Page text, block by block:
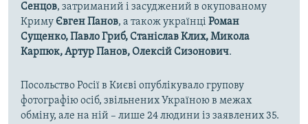
Сенцов, затриманий і засуджений в окупованому
КримуЄвген Панов, а також українці Роман
Сущенко, Павло Гриб, Станіслав Клих, Микола
Карпюк, Артур Панов, Олексій Сизонович.
Посольство Росії в Києві опублікувало групову
фотографію осіб, звільнених Україною в межах
обміну, але на ній – лише 24 людини із заявлених 35.